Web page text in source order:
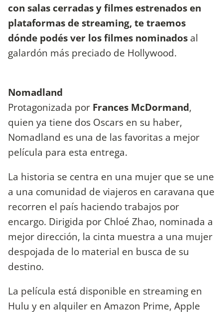
con salas cerradas y filmes estrenados en
plataformas de streaming, te traemos
dónde podés ver los filmes nominados al
galardón más preciado de Hollywood.
Nomadland
Protagonizada por Frances McDormand,
quien ya tiene dos Oscars en su haber,
Nomadland es una de las favoritas a mejor
película para esta entrega.
La historia se centra en una mujer que se une
a una comunidad de viajeros en caravana que
recorren el país haciendo trabajos por
encargo. Dirigida por Chloé Zhao, nominada a
mejor dirección, la cinta muestra a una mujer
despojada de lo material en busca de su
destino.
La película está disponible en streaming en
Hulu y en alquiler en Amazon Prime, Apple